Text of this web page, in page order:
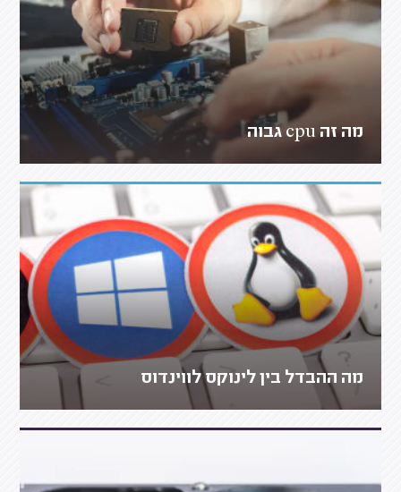
מה זה cpu גבוה
מה ההבדל בין לינוקס לווינדוס